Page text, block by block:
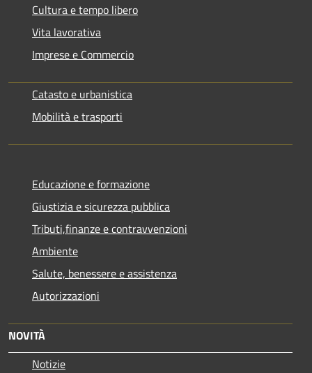
Cultura e tempo libero
Vita lavorativa
Imprese e Commercio
Catasto e urbanistica
Mobilità e trasporti
Educazione e formazione
Giustizia e sicurezza pubblica
Tributi,finanze e contravvenzioni
Ambiente
Salute, benessere e assistenza
Autorizzazioni
NOVITÀ
Notizie